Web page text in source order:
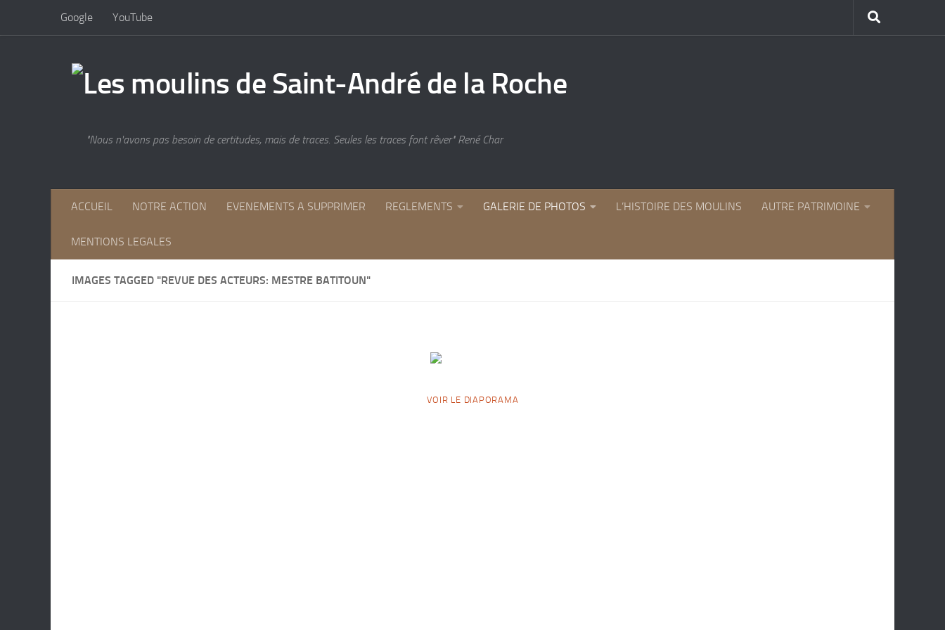
Skip to content
Google YouTube
"Nous n'avons pas besoin de certitudes, mais de traces. Seules les traces font rêver" René Char
ACCUEIL NOTRE ACTION EVENEMENTS A SUPPRIMER REGLEMENTS GALERIE DE PHOTOS L’HISTOIRE DES MOULINS AUTRE PATRIMOINE
MENTIONS LEGALES
IMAGES TAGGED "REVUE DES ACTEURS: MESTRE BATITOUN"
VOIR LE DIAPORAMA